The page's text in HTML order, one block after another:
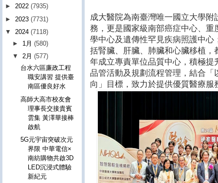
成大醫院為南臺灣唯一國立大學
務，更是國家級南部癌症中心、
學中心及遺傳性罕見疾病照護中
括腎臟、肝臟、肺臟和心臟移植
年成立專責單位品質中心，積極
品管活動及規劃流程管理，結合
向」目標，致力於提供優質醫療服
► 2022 (7935)
► 2023 (7731)
▼ 2024 (7118)
► 1月(580)
▼2月(577)
台水六區廉政工程
職安講習 提供臺
南區優良好水
高師大高市校友會
理事長交接貴賓
雲集 黃澤華接棒
啟航
5G元宇宙突破次元
界限 中華電信×
南紡購物共啟3D
LED沉浸式體驗
新紀元